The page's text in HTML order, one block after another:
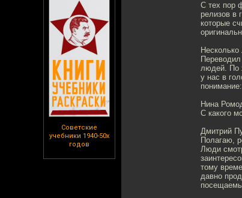
Советские
учебники 1940-50х
годов
С тех пор
релизов в
которые
людей. По
у нас в
Нина
С какого
Дмитрий
Полагаю,
Люди
тому
давно